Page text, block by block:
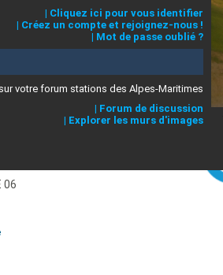
à venir
| Cliquez ici pour vous identifier
| Créez un compte et rejoignez-nous !
| Mot de passe oublié ?
votre forum stations des Alpes-Maritimes
| Forum de discussion
| Explorer les murs d'images
06